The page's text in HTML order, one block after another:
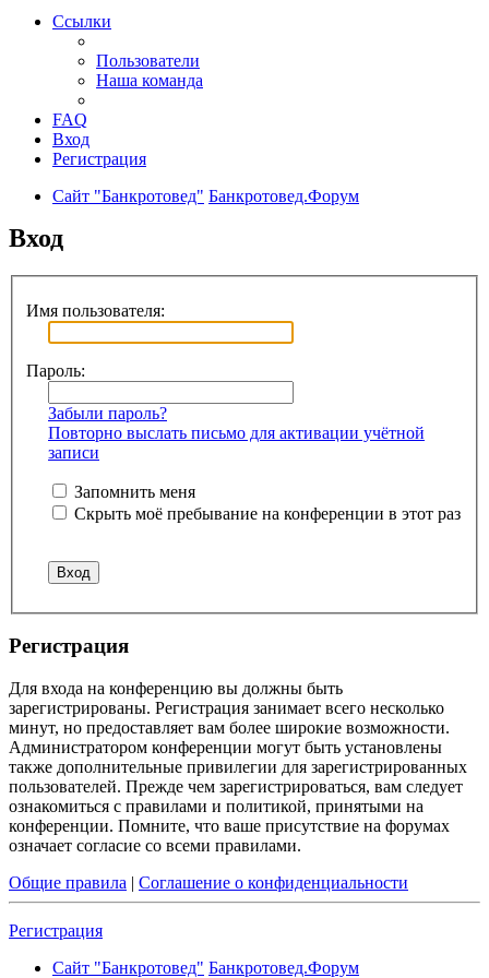
Ссылки
Пользователи
Наша команда
FAQ
Вход
Регистрация
Сайт "Банкротовед" Банкротовед.Форум
Вход
Имя пользователя:
Пароль:
Забыли пароль?
Повторно выслать письмо для активации учётной
записи
Запомнить меня
Скрыть моё пребывание на конференции в этот раз
Регистрация
Для входа на конференцию вы должны быть
зарегистрированы. Регистрация занимает всего несколько
минут, но предоставляет вам более широкие возможности.
Администратором конференции могут быть установлены
также дополнительные привилегии для зарегистрированных
пользователей. Прежде чем зарегистрироваться, вам следует
ознакомиться с правилами и политикой, принятыми на
конференции. Помните, что ваше присутствие на форумах
означает согласие со всеми правилами.
Общие правила | Соглашение о конфиденциальности
Регистрация
Сайт "Банкротовед" Банкротовед.Форум